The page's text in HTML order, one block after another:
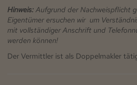
Hinweis:Aufgrund der Nachweispflicht
Eigentümer ersuchen wir um
mit vollständiger Anschrift und
werden können!
Der Vermittler ist als Doppelmakler